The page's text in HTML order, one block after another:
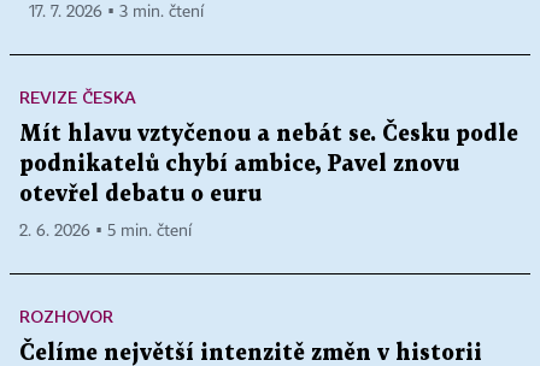
17. 7. 2026 ▪ 3 min. čtení
REVIZE ČESKA
Mít hlavu vztyčenou a nebát se. Česku podle
podnikatelů chybí ambice, Pavel znovu
otevřel debatu o euru
2. 6. 2026 ▪ 5 min. čtení
ROZHOVOR
Čelíme největší intenzitě změn v historii